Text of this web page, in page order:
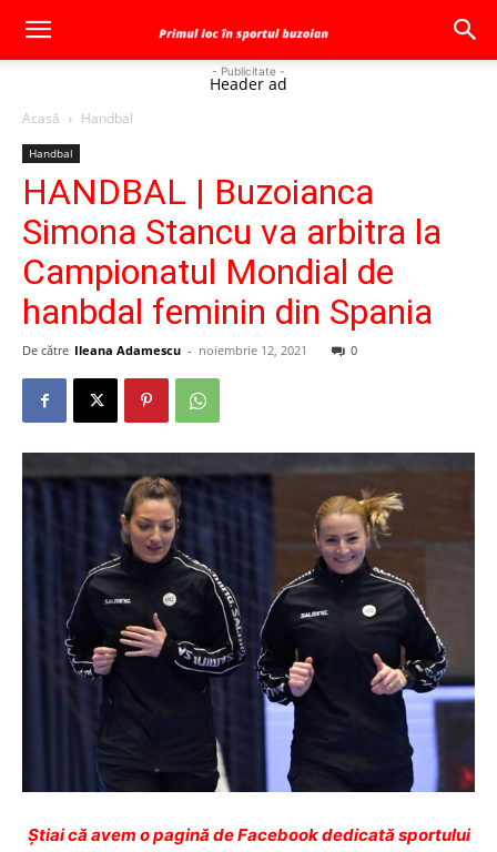
- Publicitate -
Header ad
Acasă Handbal
Handbal
HANDBAL | Buzoianca
Simona Stancu va arbitra la
Campionatul Mondial de
hanbdal feminin din Spania
De către Ileana Adamescu - noiembrie 12, 2021 0
Ştiai că avem o pagină de Facebook dedicată sportului